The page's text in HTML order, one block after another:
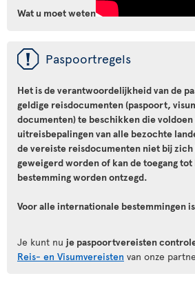
Wat u moet weten
ü Paspoortregels
Het is de verantwoordelijkheid van de
geldige reisdocumenten (paspoort,
documenten) te beschikken die voldoen
uitreisbepalingen van alle bezochte
de vereiste reisdocumenten niet bij
geweigerd worden of kan de toegang tot
bestemming worden ontzegd.
Voor alle internationale bestemmingen
Je kunt nu je paspoortvereisten
Reis- en Visumvereisten van onze